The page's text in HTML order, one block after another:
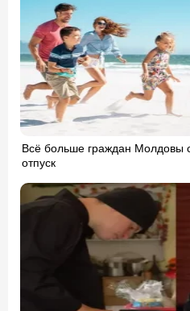
Всё больше граждан Молдовы
отпуск